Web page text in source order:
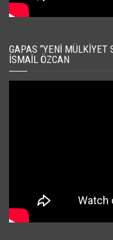
GAPAS “YENI
İSMAIL ÖZCAN